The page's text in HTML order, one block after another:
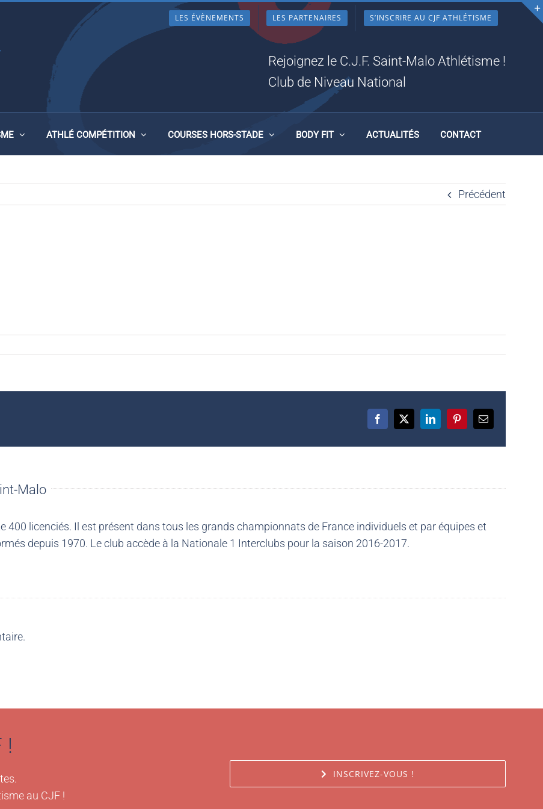
LES ÉVÈNEMENTS LES PARTENAIRES S’INSCRIRE AU CJF ATHLÉTISME
Rejoignez le C.J.F. Saint-Malo Athlétisme !
Club de Niveau National
ATHLÉ COMPÉTITION COURSES HORS-STADE BODY FIT ACTUALITÉS CONTACT
Précédent
Facebook
X LinkedInPinterestEmail
Malo
400 licenciés. Il est présent dans tous les grands championnats de France individuels et par équipes et
depuis 1970. Le club accède à la Nationale 1 Interclubs pour la saison 2016-2017.
!
au CJF !
INSCRIVEZ-VOUS !